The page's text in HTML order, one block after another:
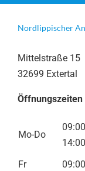
Nordlippischer
Mittelstraße 15
32699 Extertal
Mo-Do
Fr